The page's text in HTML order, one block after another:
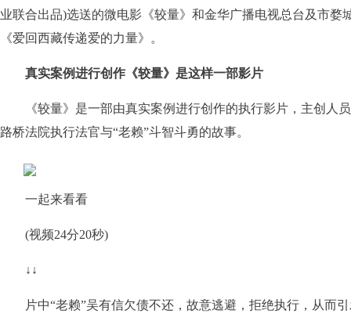
业联合出品)选送的微电影《较量》和金华广播电视总台及市婺
《爱回西藏传递爱的力量》。
真实案例进行创作《较量》是这样一部影片
《较量》是一部由真实案例进行创作的执行影片，主创人
路桥法院执行法官与“老赖”斗智斗勇的故事。
一起来看看
(视频24分20秒)
↓↓
片中“老赖”吴有信欠债不还，故意逃避，拒绝执行，从而引